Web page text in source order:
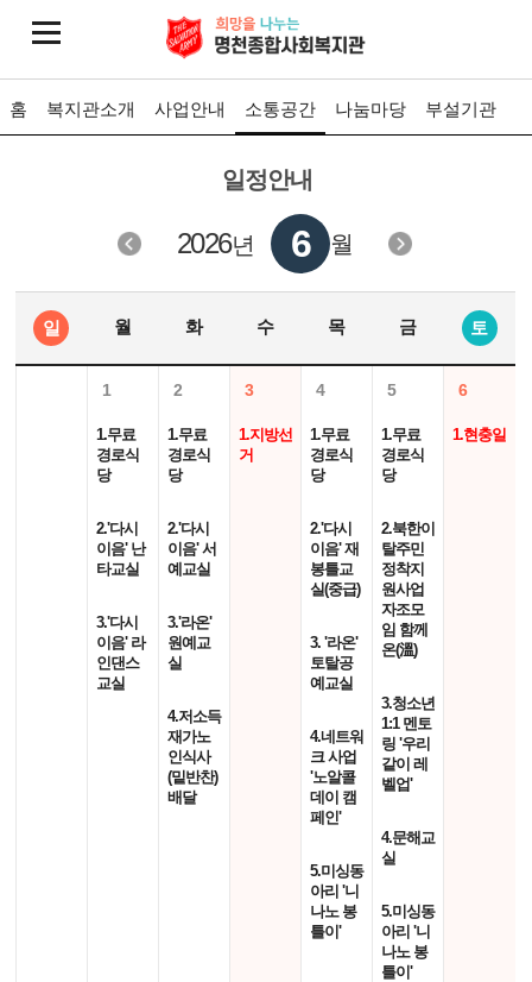
홈 복지관소개 사업안내 소통공간 나눔마당 부설기관
일정안내
2026년 6 월
일 월 화 수 목 금 토
1
1.무료
경로식
당
2.'다시
이음' 난
타교실
3.'다시
이음' 라
인댄스
교실
2
1.무료
경로식
당
2.'다시
이음' 서
예교실
3.'라온'
원예교
실
4.저소득
재가노
인식사
(밑반찬)
배달
3
1.지방선
거
4
1.무료
경로식
당
2.'다시
이음' 재
봉틀교
실(중급)
3. '라온'
토탈공
예교실
4.네트워
크 사업
'노알콜
데이 캠
페인'
5.미싱동
아리 '니
나노 봉
틀이'
5
1.무료
경로식
당
2.북한이
탈주민
정착지
원사업
자조모
임 함께
온(溫)
3.청소년
1:1 멘토
링 '우리
같이 레
벨업'
4.문해교
실
5.미싱동
아리 '니
나노 봉
틀이'
6
1.현충일